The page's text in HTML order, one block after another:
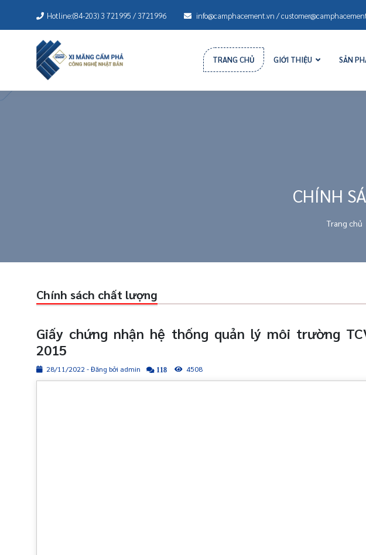
Hotline:(84-203) 3 721995 / 3721996 info@camphacement.vn /
TRANG CHỦ GIỚI THIỆU SẢN
CHÍNH
Trang chủ
Chính sách chất lượng
Giấy chứng nhận hệ thống quản lý môi trường
2015
28/11/2022 - Đăng bởi admin 118 4508